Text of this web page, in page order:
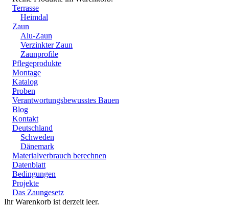
Terrasse
Heimdal
Zaun
Alu-Zaun
Verzinkter Zaun
Zaunprofile
Pflegeprodukte
Montage
Katalog
Proben
Verantwortungsbewusstes Bauen
Blog
Kontakt
Deutschland
Schweden
Dänemark
Materialverbrauch berechnen
Datenblatt
Bedingungen
Projekte
Das Zaungesetz
Ihr Warenkorb ist derzeit leer.